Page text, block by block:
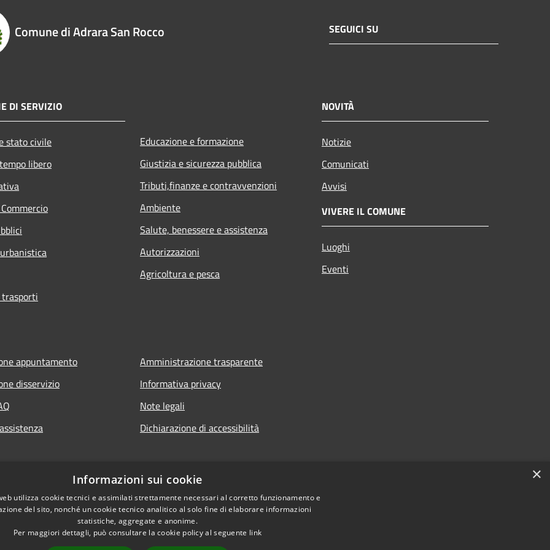
Comune di Adrara San Rocco SEGUICI SU
DI SERVIZIO
stato civile
libero
Educazione e formazione
Giustizia e sicurezza pubblica
Tributi,finanze e contravvenzioni
Ambiente
Salute, benessere e assistenza
Autorizzazioni
Agricoltura e pesca
NOVITÀ
Notizie
Comunicati
Avvisi
VIVERE IL COMUNE
Luoghi
Eventi
appuntamento
disservizio
Amministrazione trasparente
Informativa privacy
Note legali
Dichiarazione di accessibilità
×
Informazioni sui cookie
utilizza cookie tecnici e assimilati strettamente necessari al corretto funzionamento e
del sito, nonché un cookie tecnico analitico al solo fine di elaborare informazioni
statistiche, aggregate e anonime.
Per maggiori dettagli, può consultare la cookie policy al seguente link